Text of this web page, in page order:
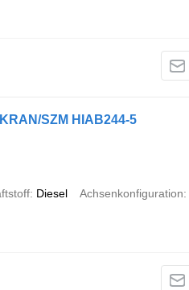
SZM HIAB244-5
Diesel Achsenkonfiguration